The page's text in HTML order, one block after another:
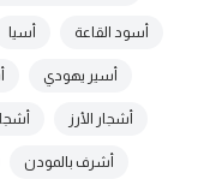
أسود القاعة أسيا
أسير يهودي
أشجار الأرز
أشرف بالمودن